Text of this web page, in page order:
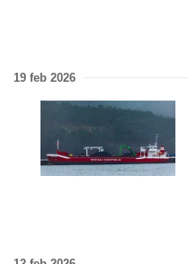
19 feb 2026